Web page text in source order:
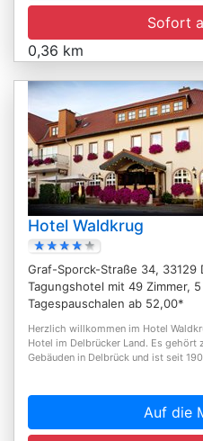
Sofort
0,36 km
Hotel Waldkrug
Graf-Sporck-Straße 34, 33129
Tagungshotel mit 49 Zimmer,
Tagespauschalen ab 52,00*
Herzlich willkommen im Hotel
Hotel im Delbrücker Land. Es
Gebäuden in Delbrück und ist seit
Auf die